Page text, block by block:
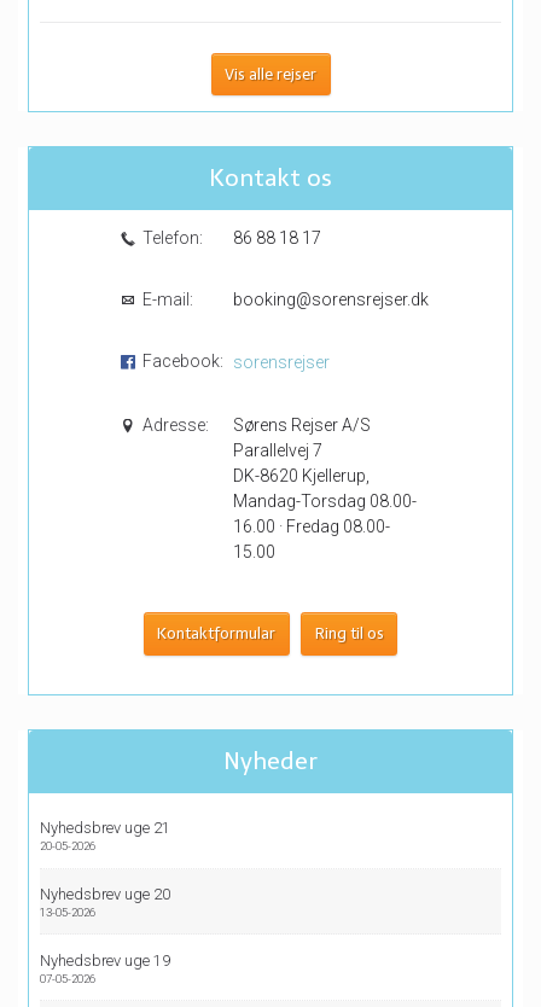
Vis alle rejser
Kontakt os
Telefon: 86 88 18 17
E-mail: booking@sorensrejser.dk
Facebook: sorensrejser
Adresse:
Sørens Rejser A/S
Parallelvej 7
DK-8620 Kjellerup,
Mandag-Torsdag 08.00-
16.00 · Fredag 08.00-
15.00
Kontaktformular Ring til os
Nyheder
Nyhedsbrev uge 21
20-05-2026
Nyhedsbrev uge 20
13-05-2026
Nyhedsbrev uge 19
07-05-2026